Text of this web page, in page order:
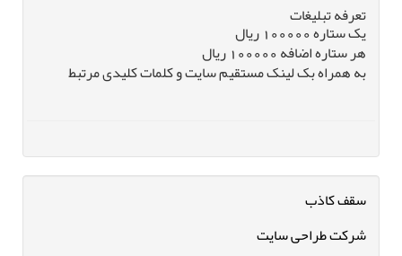
تعرفه تبلیغات
یک ستاره 100000 ریال
هر ستاره اضافه 100000 ریال
به همراه بک لینک مستقیم سایت و کلمات کلیدی مرتبط
سقف کاذب
شرکت طراحی سایت